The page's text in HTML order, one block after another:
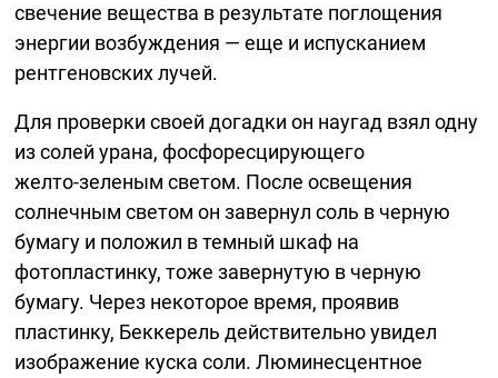
свечение вещества в результате поглощения
энергии возбуждения — еще и испусканием
рентгеновских лучей.
Для проверки своей догадки он наугад взял одну
из солей урана, фосфоресцирующего
желто-зеленым светом. После освещения
солнечным светом он завернул соль в черную
бумагу и положил в темный шкаф на
фотопластинку, тоже завернутую в черную
бумагу. Через некоторое время, проявив
пластинку, Беккерель действительно увидел
изображение куска соли. Люминесцентное